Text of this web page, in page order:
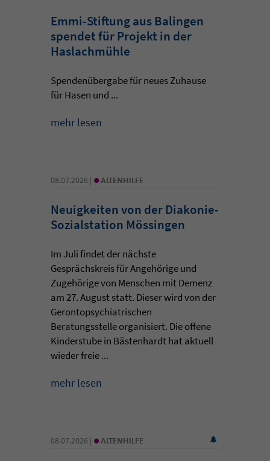
Emmi-Stiftung aus Balingen
spendet für Projekt in der
Haslachmühle
Spendenübergabe für neues Zuhause
für Hasen und ...
mehr lesen
08.07.2026 | • ALTENHILFE
Neuigkeiten von der Diakonie-
Sozialstation Mössingen
Im Juli findet der nächste
Gesprächskreis für Angehörige und
Zugehörige von Menschen mit Demenz
am 27. August statt. Dieser wird von der
Gerontopsychiatrischen
Beratungsstelle organisiert. Die offene
Kinderstube in Bästenhardt hat aktuell
wieder freie ...
mehr lesen
08.07.2026 | • ALTENHILFE